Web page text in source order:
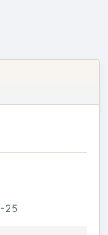
-25